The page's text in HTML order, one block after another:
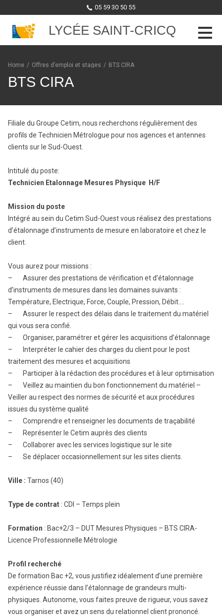
05 59 30 50 55
LYCÉE SAINT-CRICQ
Skip to content
Home / Offres d’emploi et stages / BTS CIRA
BTS CIRA
Filiale du Groupe Cetim, nous recherchons régulièrement des
profils de Technicien Métrologue pour nos agences et antennes
clients sur le Sud-Ouest.
Intitulé du poste:
Technicien Etalonnage Mesures Physique H/F
Mission du poste
Intégré au sein du Cetim Sud-Ouest vous réalisez des prestations
d’étalonnage d’instruments de mesure en laboratoire et chez le
client.
Vous aurez pour missions :
– Assurer des prestations de vérification et d’étalonnage
d’instruments de mesures dans les domaines suivants :
Température, Electrique, Force, Couple, Pression, Débit….
– Assurer le respect des délais dans le traitement du matériel
qui vous sera confié.
– Organiser, paramétrer et gérer les acquisitions d’étalonnage
– Interpréter le cahier des charges du client pour le post
traitement des mesures et acquisitions
– Participer à la rédaction des procédures et à leur optimisation
– Veillez au maintien du bon fonctionnement du matériel –
Veiller au respect des normes de sécurité et aux procédures
issues du système qualité
– Comprendre et renseigner les documents de traçabilité
– Représenter le Cetim auprès des clients
– Collaborer avec les services logistique sur le site
– Se déplacer occasionnellement sur les sites clients.
Ville : Tarnos (40)
Type de contrat : CDI – Temps plein
Formation : Bac+2/3 – DUT Mesures Physiques – BTS CIRA-
Licence Professionnelle Métrologie
Profil recherché
De formation Bac +2, vous justifiez idéalement d’une première
expérience réussie dans l’étalonnage de grandeurs multi-
physiques. Autonome, vous faites preuve de rigueur, vous savez
vous organiser et avez un sens du relationnel client prononcé.